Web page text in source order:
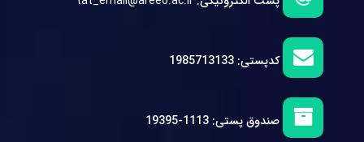
کدپستی: 1985713133
صندوق پستی: 1113-19395